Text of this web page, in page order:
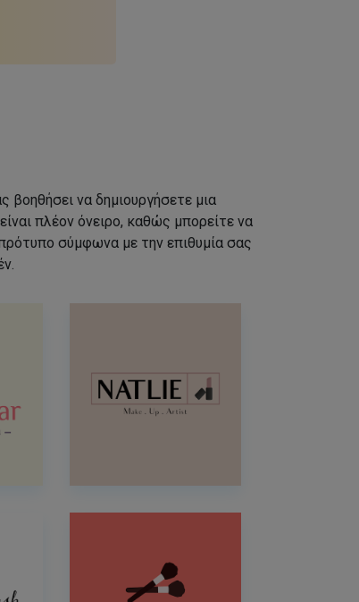
βοηθήσει να δημιουργήσετε μια
πλέον όνειρο, καθώς μπορείτε να
σύμφωνα με την επιθυμία σας